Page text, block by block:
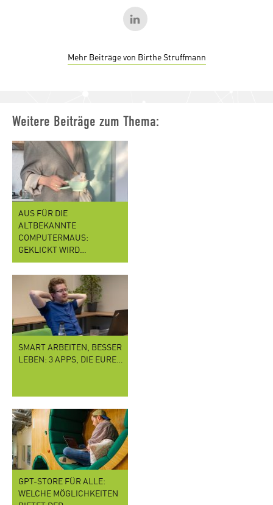
Mehr Beiträge von Birthe Struffmann
Weitere Beiträge zum Thema:
AUS FÜR DIE
ALTBEKANNTE
COMPUTERMAUS:
GEKLICKT WIRD…
SMART ARBEITEN, BESSER
LEBEN: 3 APPS, DIE EURE…
GPT-STORE FÜR ALLE:
WELCHE MÖGLICHKEITEN